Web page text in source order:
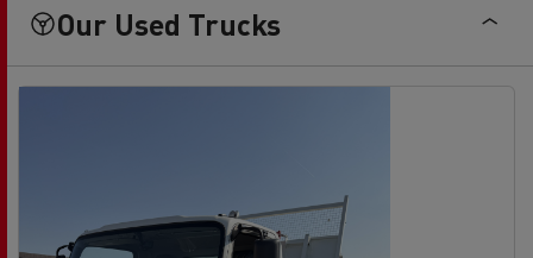
Our Used Trucks